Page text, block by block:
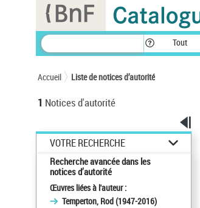
Tout
Accueil Liste de notices d’autorité
1 Notices d'autorité
VOTRE RECHERCHE
Recherche avancée dans les
notices d’autorité
Œuvres liées à l'auteur :
Temperton, Rod (1947-2016)
Panneau de gestion des cookies